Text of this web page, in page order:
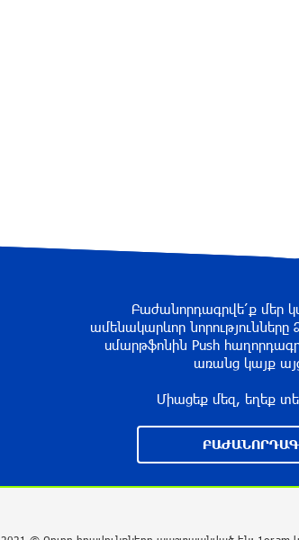
Բաժանորդագրվե՛ք մեր
ամենակարևոր
սմարթֆոնին Push
առանց կայք
Միացեք մեզ, եղեք